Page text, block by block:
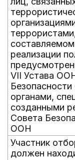
реализации
VII Устава
органами,
созданными
Совета
ООН
Участник
должен